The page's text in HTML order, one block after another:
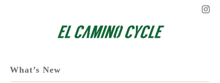
What’s New